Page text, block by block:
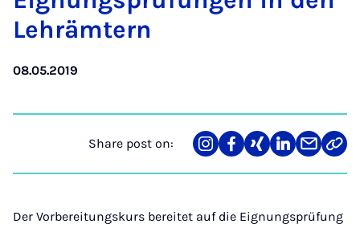
Lehrämtern
08.05.2019
Share post on:
Share
on
Teilen
auf
Teilen
auf
Teilen
auf
Teilen
über
Mail
Link
Der Vorbereitungskurs bereitet auf die Eignungsprüfung